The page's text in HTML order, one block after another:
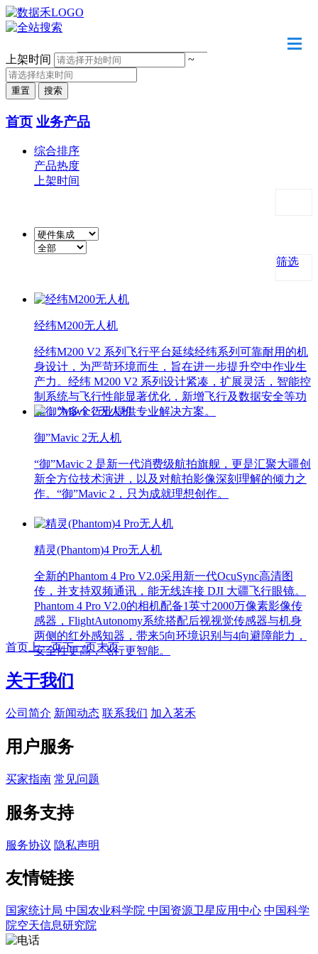
上架时间
~
首页 业务产品
综合排序
产品热度
上架时间
筛选
经纬M200无人机
经纬M200 V2 系列飞行平台延续经纬系列可靠耐用的机
身设计，为严苛环境而生，旨在进一步提升空中作业生
产力。经纬 M200 V2 系列设计紧凑，扩展灵活，智能控
制系统与飞行性能显著优化，新增飞行及数据安全等功
能，为多个行业提供专业解决方案。
御”Mavic 2无人机
“御”Mavic 2 是新一代消费级航拍旗舰，更是汇聚大疆创
新全方位技术演进，以及对航拍影像深刻理解的倾力之
作。“御”Mavic 2，只为成就理想创作。
精灵(Phantom)4 Pro无人机
全新的Phantom 4 Pro V2.0采用新一代OcuSync高清图
传，并支持双频通讯，能无线连接 DJI 大疆飞行眼镜。
Phantom 4 Pro V2.0的相机配备1英寸2000万像素影像传
感器，FlightAutonomy系统搭配后视视觉传感器与机身
两侧的红外感知器，带来5向环境识别与4向避障能力，
安全性更高，飞行更智能。
首页 上一页下一页末页
关于我们
公司简介 新闻动态 联系我们 加入茗禾
用户服务
买家指南 常见问题
服务支持
服务协议 隐私声明
友情链接
国家统计局 中国农业科学院 中国资源卫星应用中心 中国科学
院空天信息研究院